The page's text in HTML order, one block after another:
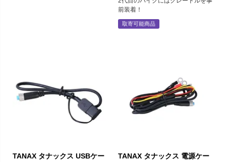
前装着！
取寄可能商品
TANAX タナックス USBケー
TANAX タナックス 電源ケー